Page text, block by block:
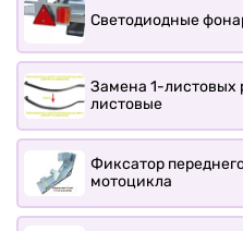
Светодиодные
Замена 1-листовых
листовые
Фиксатор
мотоцикла